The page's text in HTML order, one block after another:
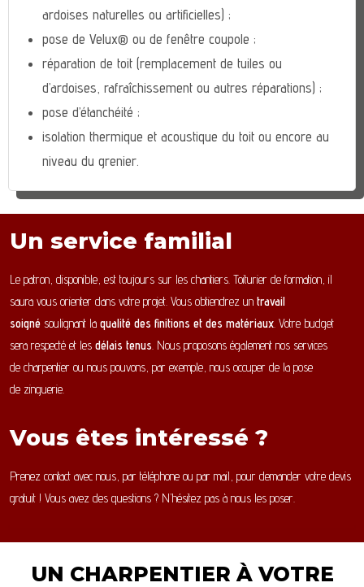
ardoises naturelles ou artificielles) ;
pose de Velux® ou de fenêtre coupole ;
réparation de toit (remplacement de tuiles ou
d’ardoises, rafraîchissement ou autres réparations) ;
pose d’étanchéité ;
isolation thermique et acoustique du toit ou encore au
niveau du grenier.
Un service familial
Le patron, disponible, est toujours sur les chantiers. Toiturier de formation, il
saura vous orienter dans votre projet. Vous obtiendrez un travail
soigné soulignant la qualité des finitions et des matériaux . Votre budget
sera respecté et les délais tenus . Nous proposons également nos services
de charpentier ou nous pouvons, par exemple, nous occuper de la pose
de zinguerie.
Vous êtes intéressé ?
Prenez contact avec nous, par téléphone ou par mail, pour demander votre devis
gratuit ! Vous avez des questions ? N’hésitez pas à nous les poser.
UN CHARPENTIER À VOTRE